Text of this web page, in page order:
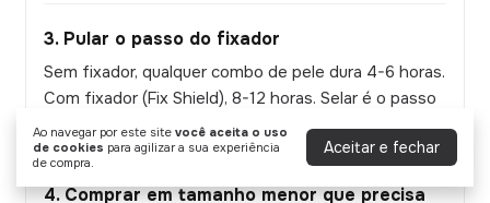
Ao navegar por este site você aceita o uso
de cookies para agilizar a sua experiência
de compra.
Aceitar e fechar
3. Pular o passo do fixador
Sem fixador, qualquer combo de pele dura 4-6 horas.
Com fixador (Fix Shield), 8-12 horas. Selar é o passo
final que multiplica a duração.
4. Comprar em tamanho menor que precisa